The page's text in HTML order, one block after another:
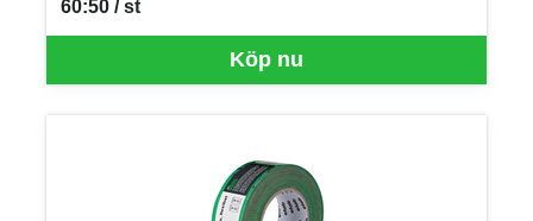
Köp nu
60:50 / st
SEK per ST